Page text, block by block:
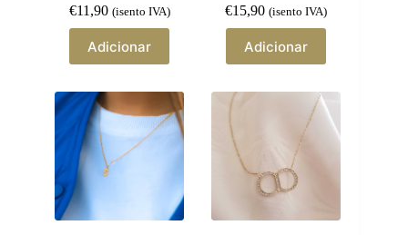
€11,90 (isento IVA)
Adicionar
€15,90 (isento IVA)
Adicionar